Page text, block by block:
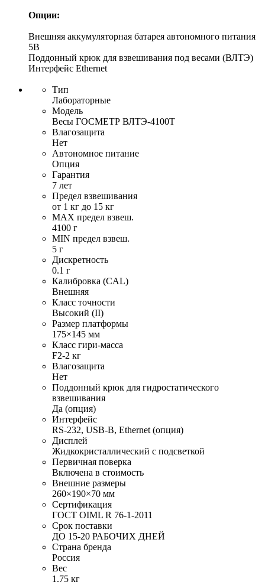
Опции:
Внешняя аккумуляторная батарея автономного питания
5В
Поддонный крюк для взвешивания под весами (ВЛТЭ)
Интерфейс Ethernet
Тип
Лабораторные
Модель
Весы ГОСМЕТР ВЛТЭ-4100T
Влагозащита
Нет
Автономное питание
Опция
Гарантия
7 лет
Предел взвешивания
от 1 кг до 15 кг
MAX предел взвеш.
4100 г
MIN предел взвеш.
5 г
Дискретность
0.1 г
Калибровка (CAL)
Внешняя
Класс точности
Высокий (II)
Размер платформы
175×145 мм
Класс гири-масса
F2-2 кг
Влагозащита
Нет
Поддонный крюк для гидростатического
взвешивания
Да (опция)
Интерфейс
RS-232, USB-B, Ethernet (опция)
Дисплей
Жидкокристаллический с подсветкой
Первичная поверка
Включена в стоимость
Внешние размеры
260×190×70 мм
Сертификация
ГОСТ OIML R 76-1-2011
Срок поставки
ДО 15-20 РАБОЧИХ ДНЕЙ
Страна бренда
Россия
Вес
1.75 кг